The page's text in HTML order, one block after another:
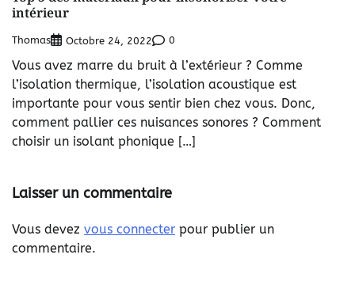
intérieur
Thomas Octobre 24, 2022 0
Vous avez marre du bruit à l’extérieur ? Comme
l’isolation thermique, l’isolation acoustique est
importante pour vous sentir bien chez vous. Donc,
comment pallier ces nuisances sonores ? Comment
choisir un isolant phonique […]
Laisser un commentaire
Vous devez vous connecter pour publier un
commentaire.